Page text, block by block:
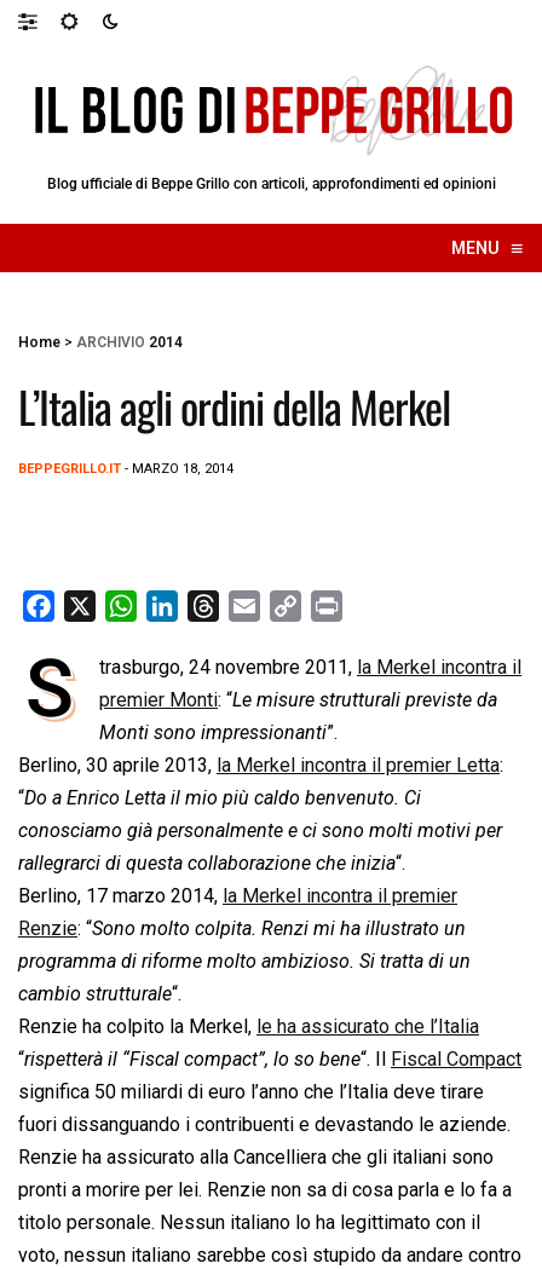
Blog ufficiale di Beppe Grillo con articoli, approfondimenti ed opinioni
MENU ≡
☰
Home > ARCHIVIO 2014
L’Italia agli ordini della Merkel
BEPPEGRILLO.IT - MARZO 18, 2014
c
e
o
o
k
W
a
t
s
A
p
p
n
k
e
d
I
n
r
e
a
d
s
a
i
l
p
y
L
i
n
k
i
n
S trasburgo, 24 novembre 2011, la Merkel incontra il
premier Monti: “Le misure strutturali previste da
Monti sono impressionanti”.
Berlino, 30 aprile 2013, la Merkel incontra il premier Letta:
“Do a Enrico Letta il mio più caldo benvenuto. Ci
conosciamo già personalmente e ci sono molti motivi per
rallegrarci di questa collaborazione che inizia“.
Berlino, 17 marzo 2014, la Merkel incontra il premier
Renzie: “Sono molto colpita. Renzi mi ha illustrato un
programma di riforme molto ambizioso. Si tratta di un
cambio strutturale“.
Renzie ha colpito la Merkel, le ha assicurato che l’Italia
“rispetterà il “Fiscal compact”, lo so bene“. Il
Fiscal Compact
significa 50 miliardi di euro l’anno che l’Italia deve tirare
fuori dissanguando i contribuenti e devastando le aziende.
Renzie ha assicurato alla Cancelliera che gli italiani sono
pronti a morire per lei. Renzie non sa di cosa parla e lo fa a
titolo personale. Nessun italiano lo ha legittimato con il
voto, nessun italiano sarebbe così stupido da andare contro